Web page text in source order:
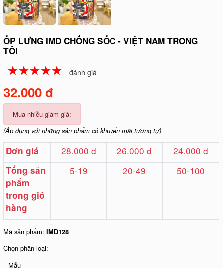
ỐP LƯNG IMD CHỐNG SỐC - VIỆT NAM TRONG
TÔI
☆☆☆☆☆
★★★★★ đánh giá
32.000 đ
Mua nhiều giảm giá:
(Áp dụng với những sản phẩm có khuyến mãi tương tự)
Đơn giá 28.000 đ 26.000 đ 24.000 đ
Tổng sản
phẩm
trong giỏ
hàng
5-19 20-49 50-100
Mã sản phẩm:IMD128
Chọn phân loại:
Mẫu